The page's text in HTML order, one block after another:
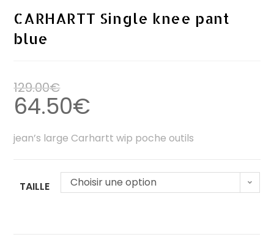
CARHARTT Single knee pant
blue
129.00€
64.50€
jean’s large Carhartt wip poche outils
TAILLE Choisir une option